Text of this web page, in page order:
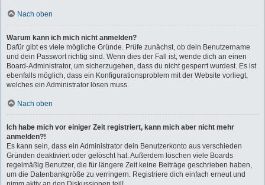
Nach oben
Warum kann ich mich nicht anmelden?
Dafür gibt es viele mögliche Gründe. Prüfe zunächst, ob dein Benutzername
und dein Passwort richtig sind. Wenn dies der Fall ist, wende dich an einen
Board-Administrator, um sicherzugehen, dass du nicht gesperrt wurdest. Es ist
ebenfalls möglich, dass ein Konfigurationsproblem mit der Website vorliegt,
welches ein Administrator lösen muss.
Nach oben
Ich habe mich vor einiger Zeit registriert, kann mich aber nicht mehr
anmelden?!
Es kann sein, dass ein Administrator dein Benutzerkonto aus verschieden
Gründen deaktiviert oder gelöscht hat. Außerdem löschen viele Boards
regelmäßig Benutzer, die für längere Zeit keine Beiträge geschrieben haben,
um die Datenbankgröße zu verringern. Registriere dich einfach erneut und